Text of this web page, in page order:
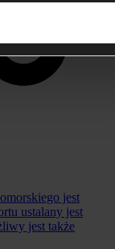
jest
ustalany jest
jest także